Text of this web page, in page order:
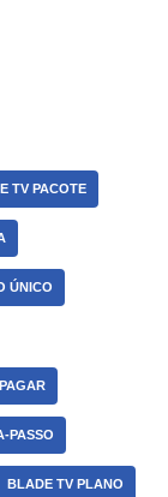
TV PACOTE
ÚNICO
PASSO
BLADE TV PLANO